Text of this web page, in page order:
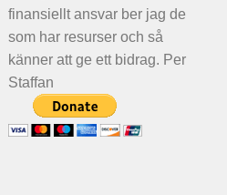
finansiellt ansvar ber jag de
som har resurser och så
känner att ge ett bidrag. Per
Staffan